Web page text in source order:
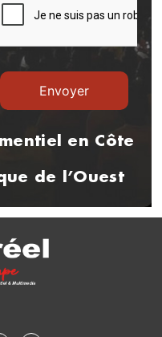
en Côte
de l’Ouest